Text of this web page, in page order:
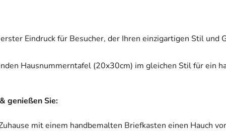
Eindruck für Besucher, der Ihren einzigartigen Stil und
Hausnummerntafel (20x30cm) im gleichen Stil für ein
genießen Sie:
mit einem handbemalten Briefkasten einen Hauch